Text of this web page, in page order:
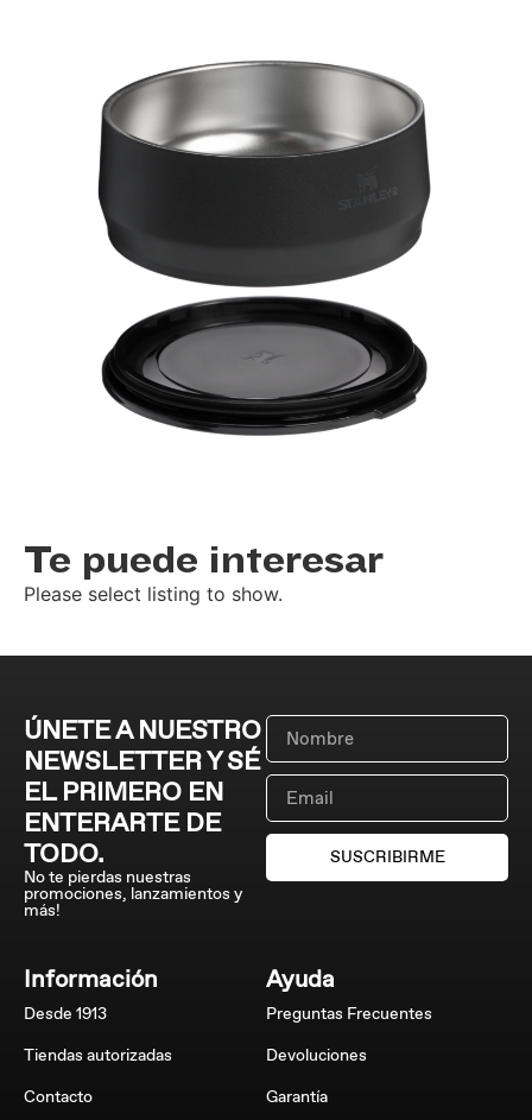
Te puede interesar
Please select listing to show.
ÚNETE A NUESTRO
NEWSLETTER Y SÉ
EL PRIMERO EN
ENTERARTE DE
TODO.
No te pierdas nuestras
promociones, lanzamientos y
más!
SUSCRIBIRME
Información
Desde 1913
Tiendas autorizadas
Contacto
Ayuda
Preguntas Frecuentes
Devoluciones
Garantía